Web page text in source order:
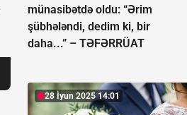
münasibətdə oldu: “Ərim
şübhələndi, dedim ki, bir
daha...” – TƏFƏRRÜAT
28 İyun 2025 14:01